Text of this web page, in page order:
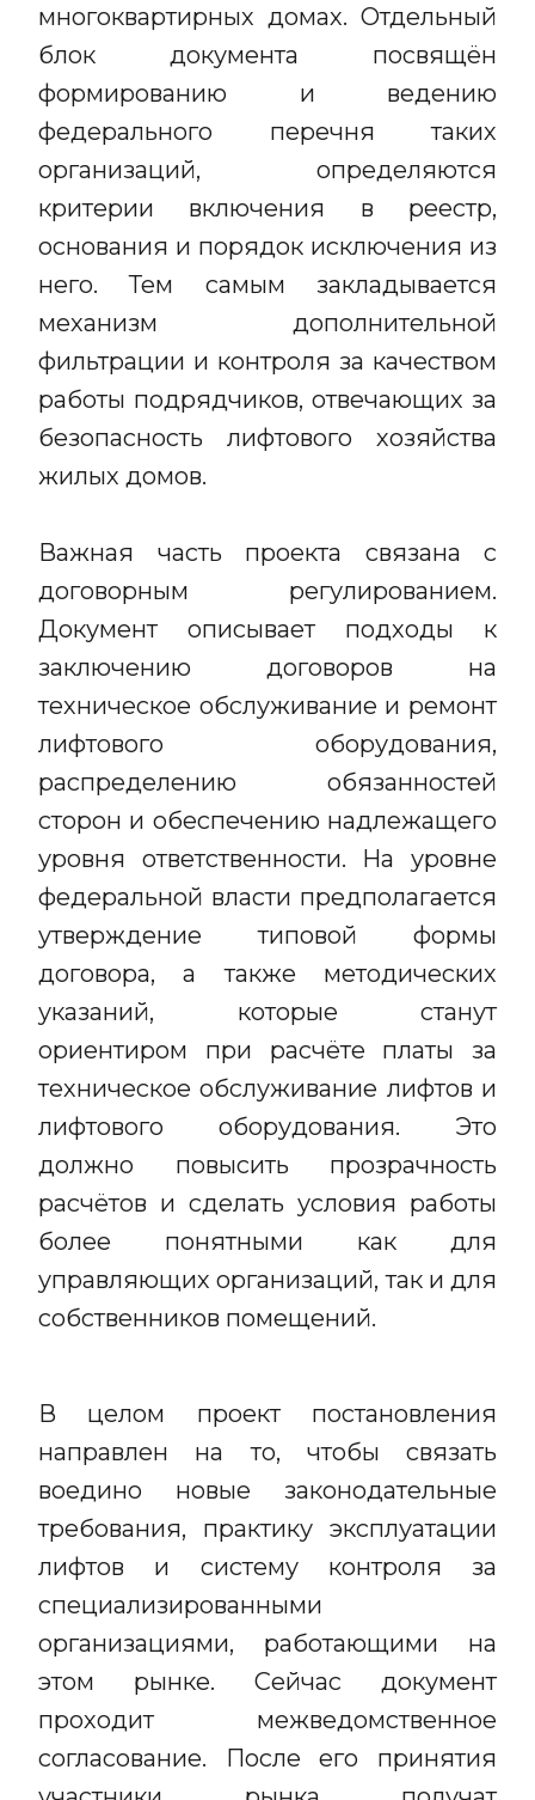
многоквартирных домах. Отдельный
блок документа посвящён
формированию и ведению
федерального перечня таких
организаций, определяются
критерии включения в реестр,
основания и порядок исключения из
него. Тем самым закладывается
механизм дополнительной
фильтрации и контроля за качеством
работы подрядчиков, отвечающих за
безопасность лифтового хозяйства
жилых домов.
Важная часть проекта связана с
договорным регулированием.
Документ описывает подходы к
заключению договоров на
техническое обслуживание и ремонт
лифтового оборудования,
распределению обязанностей
сторон и обеспечению надлежащего
уровня ответственности. На уровне
федеральной власти предполагается
утверждение типовой формы
договора, а также методических
указаний, которые станут
ориентиром при расчёте платы за
техническое обслуживание лифтов и
лифтового оборудования. Это
должно повысить прозрачность
расчётов и сделать условия работы
более понятными как для
управляющих организаций, так и для
собственников помещений.
В целом проект постановления
направлен на то, чтобы связать
воедино новые законодательные
требования, практику эксплуатации
лифтов и систему контроля за
специализированными
организациями, работающими на
этом рынке. Сейчас документ
проходит межведомственное
согласование. После его принятия